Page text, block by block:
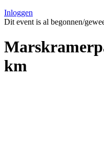
Inloggen
Dit event is al begonnen/
km